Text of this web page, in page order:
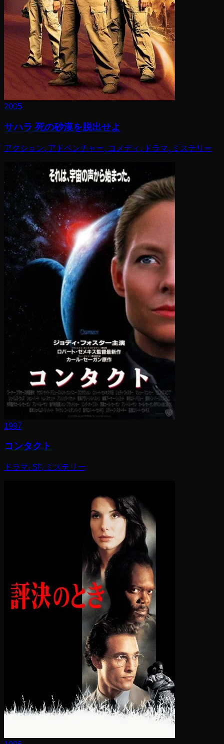
2005
サハラ 死の砂漠を脱出せよ
アクション, アドベンチャー, コメディ, ドラマ, ミステリー
1997
コンタクト
ドラマ, SF, ミステリー